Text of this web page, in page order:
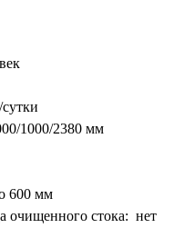
1000/2380 мм
600 мм
очищенного стока: нет